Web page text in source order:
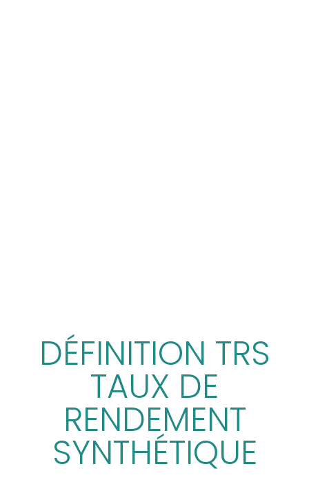
DÉFINITION TRS
TAUX DE
RENDEMENT
SYNTHÉTIQUE